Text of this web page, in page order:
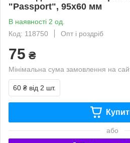
"Passport", 95х60 мм
В наявності 2 од.
Код: 118750
Опт і роздріб
75 ₴
Мінімальна сума замовлення на
60 ₴ від 2 шт.
або